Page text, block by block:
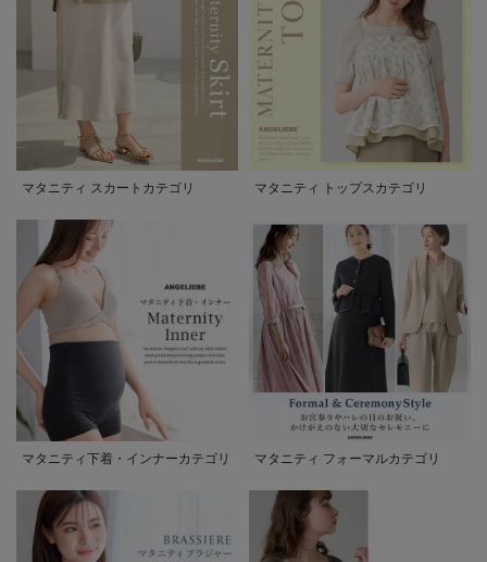
マタニティ スカートカテゴリ マタニティ トップスカテゴリ
マタニティ下着・インナーカテゴリ マタニティ フォーマルカテゴリ